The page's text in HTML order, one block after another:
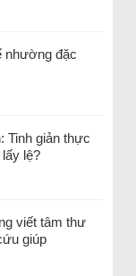
nhường đặc
Tinh giản thực
lệ?
viết tâm thư
giúp